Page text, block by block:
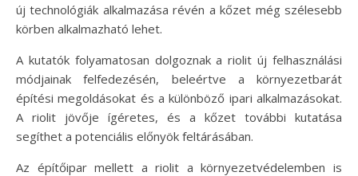
új technológiák alkalmazása révén a kőzet még szélesebb
körben alkalmazható lehet.
A kutatók folyamatosan dolgoznak a riolit új felhasználási
módjainak felfedezésén, beleértve a környezetbarát
építési megoldásokat és a különböző ipari alkalmazásokat.
A riolit jövője ígéretes, és a kőzet további kutatása
segíthet a potenciális előnyök feltárásában.
Az építőipar mellett a riolit a környezetvédelemben is